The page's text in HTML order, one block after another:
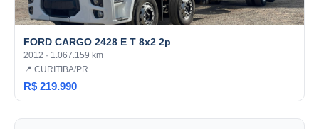
FORD CARGO 2428 E T 8x2 2p
2012 · 1.067.159 km
📍 CURITIBA/PR
R$ 219.990